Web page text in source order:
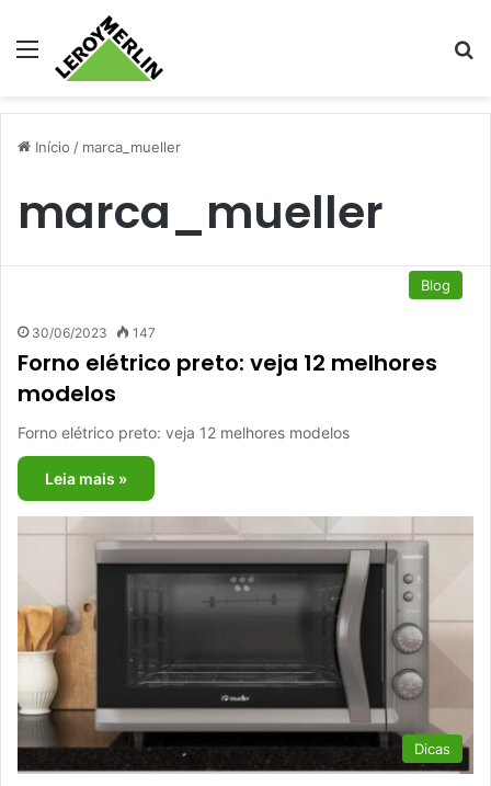
Menu
Início / marca_mueller
marca_mueller
Blog
30/06/2023 147
Forno elétrico preto: veja 12 melhores
modelos
Forno elétrico preto: veja 12 melhores modelos
Leia mais »
Dicas